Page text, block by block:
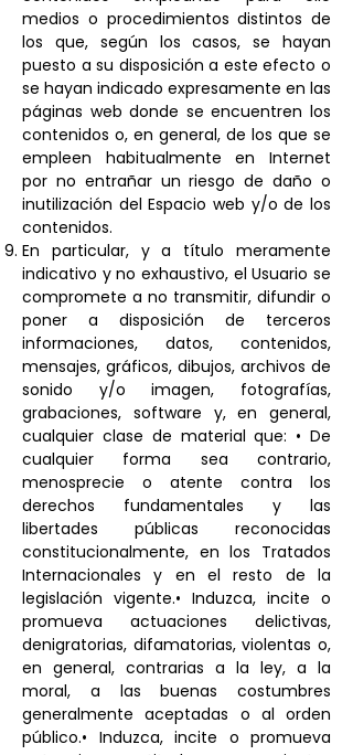
medios o procedimientos distintos de
los que, según los casos, se hayan
puesto a su disposición a este efecto o
se hayan indicado expresamente en las
páginas web donde se encuentren los
contenidos o, en general, de los que se
empleen habitualmente en Internet
por no entrañar un riesgo de daño o
inutilización del Espacio web y/o de los
contenidos.
En particular, y a título meramente
indicativo y no exhaustivo, el Usuario se
compromete a no transmitir, difundir o
poner a disposición de terceros
informaciones, datos, contenidos,
mensajes, gráficos, dibujos, archivos de
sonido y/o imagen, fotografías,
grabaciones, software y, en general,
cualquier clase de material que: • De
cualquier forma sea contrario,
menosprecie o atente contra los
derechos fundamentales y las
libertades públicas reconocidas
constitucionalmente, en los Tratados
Internacionales y en el resto de la
legislación vigente.• Induzca, incite o
promueva actuaciones delictivas,
denigratorias, difamatorias, violentas o,
en general, contrarias a la ley, a la
moral, a las buenas costumbres
generalmente aceptadas o al orden
público.• Induzca, incite o promueva